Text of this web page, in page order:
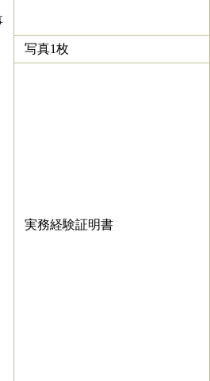
写真1枚
実務経験証明書